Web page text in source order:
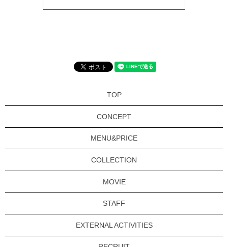
TOP
CONCEPT
MENU&PRICE
COLLECTION
MOVIE
STAFF
EXTERNAL ACTIVITIES